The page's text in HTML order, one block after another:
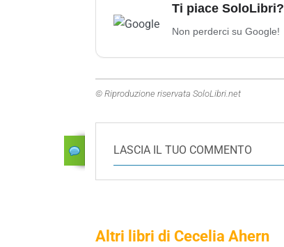
Ti piace SoloLibri?
Non perderci su Google!
© Riproduzione riservata SoloLibri.net
LASCIA IL TUO COMMENTO
Altri libri di Cecelia Ahern